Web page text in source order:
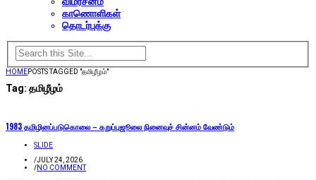
காணொளிகள்
தொடர்புக்கு
HOMEPOSTS TAGGED "தமிழீழம்"
Tag: தமிழீழம்
1983 தமிழினப்படுகொலை – கறுப்புஜூலை நினைவுச் சின்னம் வேண்டும்
SLIDE
/JULY 24, 2026
/NO COMMENT